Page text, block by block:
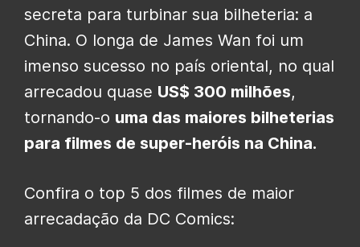
secreta para turbinar sua bilheteria: a
China. O longa de James Wan foi um
imenso sucesso no país oriental, no qual
arrecadou quase US$ 300 milhões,
tornando-o uma das maiores bilheterias
para filmes de super-heróis na China.
Confira o top 5 dos filmes de maior
arrecadação da DC Comics: